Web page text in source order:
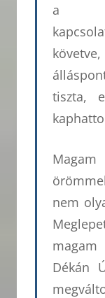
a
tiszta,
nem
Dékán